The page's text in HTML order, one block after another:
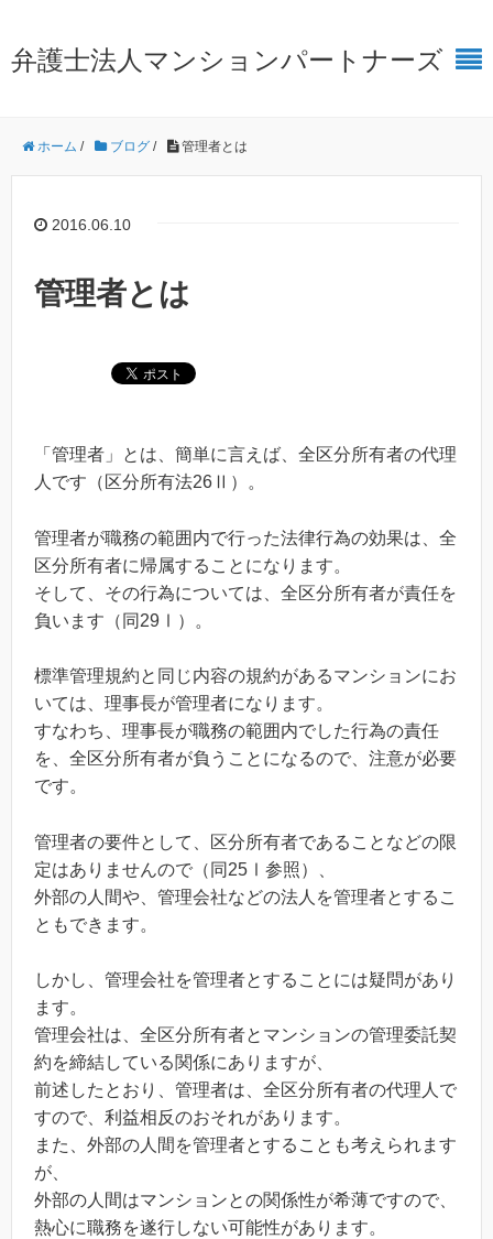
弁護士法人マンションパートナーズ
ホーム / ブログ / 管理者とは
2016.06.10
管理者とは
「管理者」とは、簡単に言えば、全区分所有者の代理
人です（区分所有法26Ⅱ）。
管理者が職務の範囲内で行った法律行為の効果は、全
区分所有者に帰属することになります。
そして、その行為については、全区分所有者が責任を
負います（同29Ⅰ）。
標準管理規約と同じ内容の規約があるマンションにお
いては、理事長が管理者になります。
すなわち、理事長が職務の範囲内でした行為の責任
を、全区分所有者が負うことになるので、注意が必要
です。
管理者の要件として、区分所有者であることなどの限
定はありませんので（同25Ⅰ参照）、
外部の人間や、管理会社などの法人を管理者とするこ
ともできます。
しかし、管理会社を管理者とすることには疑問があり
ます。
管理会社は、全区分所有者とマンションの管理委託契
約を締結している関係にありますが、
前述したとおり、管理者は、全区分所有者の代理人で
すので、利益相反のおそれがあります。
また、外部の人間を管理者とすることも考えられます
が、
外部の人間はマンションとの関係性が希薄ですので、
熱心に職務を遂行しない可能性があります。